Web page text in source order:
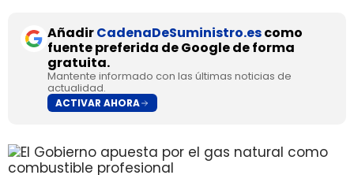
AñadirCadenaDeSuministro.escomo
fuente preferida de Google de forma
gratuita.
Mantente informado con las últimas noticias de
actualidad.
ACTIVAR AHORA